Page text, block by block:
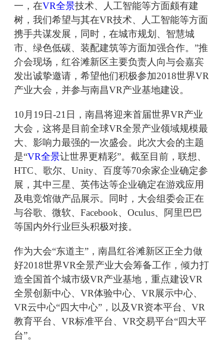
一，在VR全景技术、人工智能等方面颇有建
树，我们希望与其在VR技术、人工智能等方面
携手共谋发展，同时，在城市规划、智慧城
市、绿色低碳、装配建筑等方面加强合作。”推
介会现场，红谷滩新区主要负责人向与会嘉宾
发出诚挚邀请，希望他们积极参加2018世界VR
产业大会，并参与南昌VR产业基地建设。
10月19日-21日，南昌将迎来首届世界VR产业
大会，这将是目前全球VR全景产业领域规模最
大、影响力最强的一次盛会。此次大会的主题
是“VR全景让世界更精彩”。截至目前，联想、
HTC、歌尔、Unity、百度等70余家企业确定参
展，其中三星、英伟达等企业确定在游戏应用
及电竞馆做产品展示。同时，大会组委会正在
与谷歌、微软、Facebook、Oculus、阿里巴巴
等国内外行业巨头积极对接。
作为大会“东道主”，南昌红谷滩新区正全力做
好2018世界VR全景产业大会筹备工作，倾力打
造全国首个城市级VR产业基地，重点建设VR
全景创新中心、VR体验中心、VR展示中心、
VR云中心“四大中心”，以及VR资本平台、VR
教育平台、VR标准平台、VR交易平台“四大平
台”。